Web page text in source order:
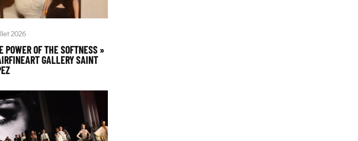
2026
POWER OF THE SOFTNESS »
GALLERY SAINT